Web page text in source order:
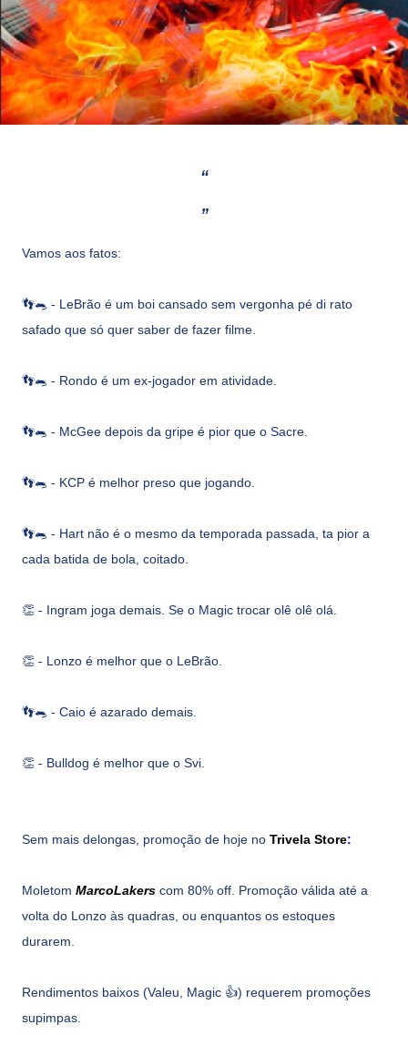
Vamos aos fatos:
👣🐀 - LeBrão é um boi cansado sem vergonha pé di rato
safado que só quer saber de fazer filme.
👣🐀 - Rondo é um ex-jogador em atividade.
👣🐀 - McGee depois da gripe é pior que o Sacre.
👣🐀 - KCP é melhor preso que jogando.
👣🐀 - Hart não é o mesmo da temporada passada, ta pior a
cada batida de bola, coitado.
👏 - Ingram joga demais. Se o Magic trocar olê olê olá.
👏 - Lonzo é melhor que o LeBrão.
👣🐀 - Caio é azarado demais.
👏 - Bulldog é melhor que o Svi.
Sem mais delongas, promoção de hoje no Trivela Store:
Moletom MarcoLakers com 80% off. Promoção válida até a
volta do Lonzo às quadras, ou enquantos os estoques
durarem.
Rendimentos baixos (Valeu, Magic 👍) requerem promoções
supimpas.